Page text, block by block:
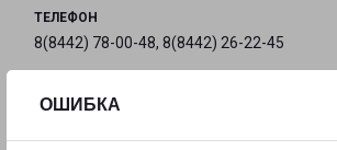
ОШИБКА
ТЕЛЕФОН
8(8442) 78-00-48, 8(8442) 26-22-45
volgograd@pecom.ru